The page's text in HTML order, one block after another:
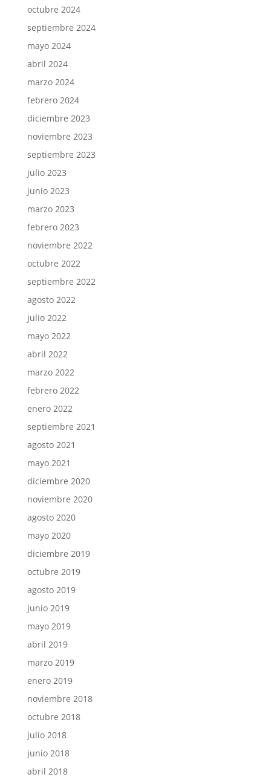
octubre 2024
septiembre 2024
mayo 2024
abril 2024
marzo 2024
febrero 2024
diciembre 2023
noviembre 2023
septiembre 2023
julio 2023
junio 2023
marzo 2023
febrero 2023
noviembre 2022
octubre 2022
septiembre 2022
agosto 2022
julio 2022
mayo 2022
abril 2022
marzo 2022
febrero 2022
enero 2022
septiembre 2021
agosto 2021
mayo 2021
diciembre 2020
noviembre 2020
agosto 2020
mayo 2020
diciembre 2019
octubre 2019
agosto 2019
junio 2019
mayo 2019
abril 2019
marzo 2019
enero 2019
noviembre 2018
octubre 2018
julio 2018
junio 2018
abril 2018